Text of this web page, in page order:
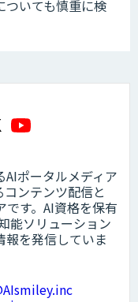
ついても慎重に検
ポータルメディア
ンテンツ配信と
です。AI資格を保有
能ソリューション
報を発信していま